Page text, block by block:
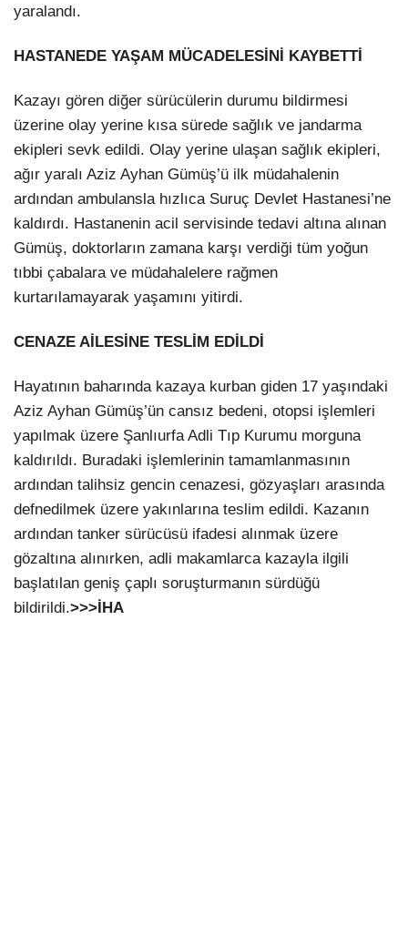
yaralandı.
HASTANEDE YAŞAM MÜCADELESİNİ KAYBETTİ
Kazayı gören diğer sürücülerin durumu bildirmesi
üzerine olay yerine kısa sürede sağlık ve jandarma
ekipleri sevk edildi. Olay yerine ulaşan sağlık ekipleri,
ağır yaralı Aziz Ayhan Gümüş’ü ilk müdahalenin
ardından ambulansla hızlıca Suruç Devlet Hastanesi’ne
kaldırdı. Hastanenin acil servisinde tedavi altına alınan
Gümüş, doktorların zamana karşı verdiği tüm yoğun
tıbbi çabalara ve müdahalelere rağmen
kurtarılamayarak yaşamını yitirdi.
CENAZE AİLESİNE TESLİM EDİLDİ
Hayatının baharında kazaya kurban giden 17 yaşındaki
Aziz Ayhan Gümüş’ün cansız bedeni, otopsi işlemleri
yapılmak üzere Şanlıurfa Adli Tıp Kurumu morguna
kaldırıldı. Buradaki işlemlerinin tamamlanmasının
ardından talihsiz gencin cenazesi, gözyaşları arasında
defnedilmek üzere yakınlarına teslim edildi. Kazanın
ardından tanker sürücüsü ifadesi alınmak üzere
gözaltına alınırken, adli makamlarca kazayla ilgili
başlatılan geniş çaplı soruşturmanın sürdüğü
bildirildi.>>>İHA